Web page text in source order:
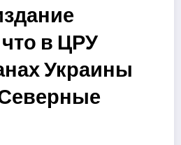
в ЦРУ
Украины